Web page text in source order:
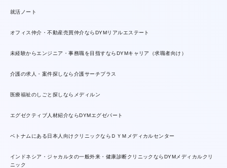
就活ノート
オフィス仲介・不動産売買仲介ならDYMリアルエステート
未経験からエンジニア・事務職を目指すならDYMキャリア（求職者向け）
介護の求人・案件探しなら介護サーチプラス
医療福祉のしごと探しならメディルン
エグゼクティブ人材紹介ならDYMエグゼパート
ベトナムにある日本人向けクリニックならＤＹＭメディカルセンター
インドネシア・ジャカルタの一般外来・健康診断クリニックならDYMメディカルクリ
ニック